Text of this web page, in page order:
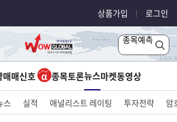
상품가입 로그인
종목예측
매매신호 종목토론뉴스마켓동영상
스 실적 애널리스트 레이팅 투자전략 암